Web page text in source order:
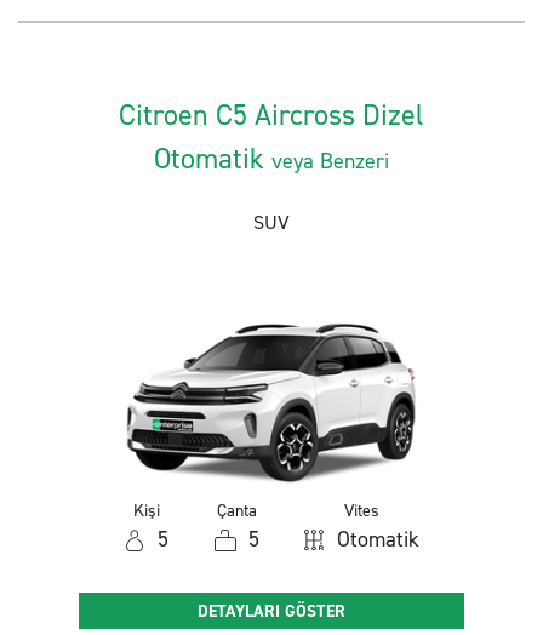
Citroen C5 Aircross Dizel
Otomatik veya Benzeri
SUV
Kişi
5
Çanta
5
Vites
Otomatik
DETAYLARI GÖSTER